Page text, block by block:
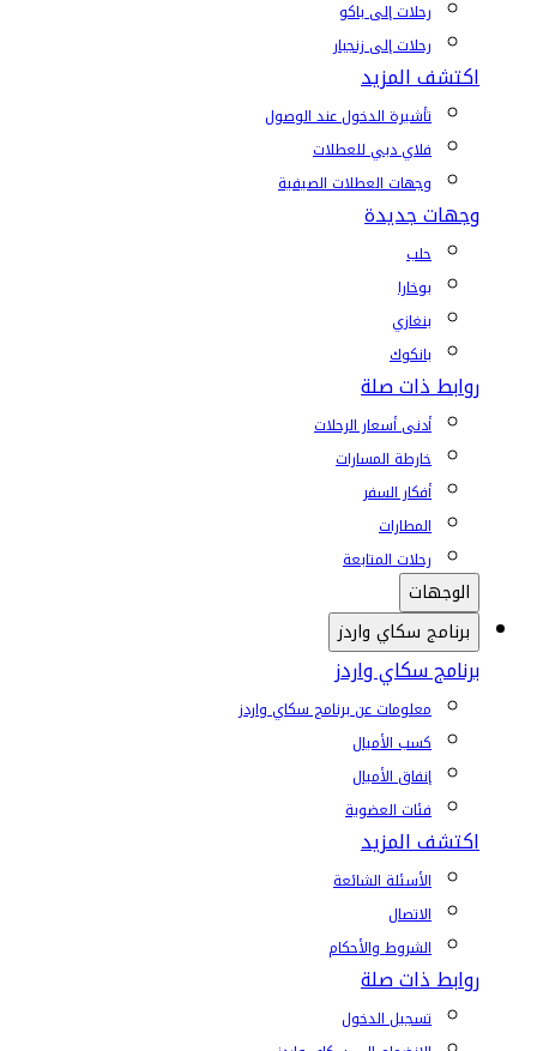
رحلات إلى باكو
رحلات إلى زنجبار
اكتشف المزيد
تأشيرة الدخول عند الوصول
فلاي دبي للعطلات
وجهات العطلات الصيفية
وجهات جديدة
حلب
بوخارا
بنغازي
بانكوك
روابط ذات صلة
أدنى أسعار الرحلات
خارطة المسارات
أفكار السفر
المطارات
رحلات المتابعة
الوجهات
برنامج سكاي واردز
برنامج سكاي واردز
معلومات عن برنامج سكاي واردز
كسب الأميال
إنفاق الأميال
فئات العضوية
اكتشف المزيد
الأسئلة الشائعة
الاتصال
الشروط والأحكام
روابط ذات صلة
تسجيل الدخول